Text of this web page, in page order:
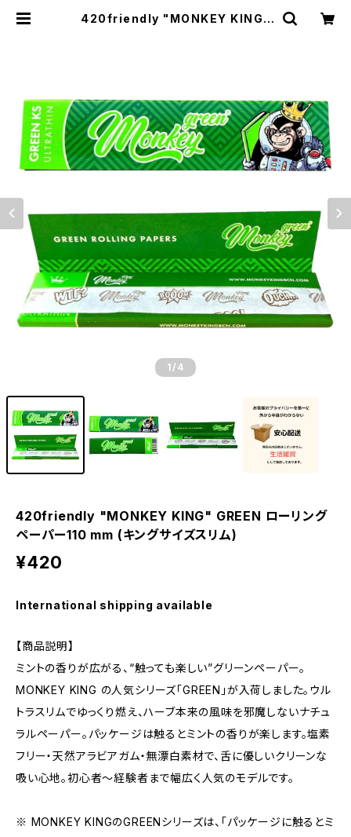
420friendly "MONKEY KING"
1 /4
420friendly "MONKEY KING" GREEN ローリング
ペーパー110 mm (キングサイズスリム)
¥420
International shipping available
【商品説明】
ミントの香りが広がる、“触っても楽しい”グリーンペーパー。
MONKEY KING の人気シリーズ「GREEN」が入荷しました。ウル
トラスリムでゆっくり燃え、ハーブ本来の風味を邪魔しないナチュ
ラルペーパー。パッケージは触るとミントの香りが楽します。塩素
フリー・天然アラビアガム・無漂白素材で、舌に優しいクリーンな
吸い心地。初心者〜経験者まで幅広く人気のモデルです。
※ MONKEY KINGのGREENシリーズは、「パッケージに触るとミ